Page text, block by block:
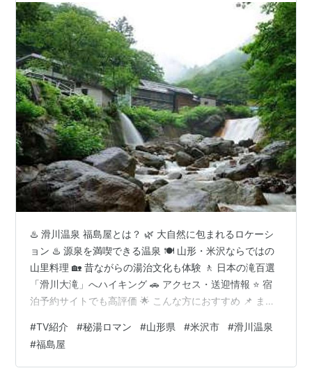
♨️ 滑川温泉 福島屋とは？ 🌿 大自然に包まれるロケーシ
ョン ♨️ 源泉を満喫できる温泉 🍽️ 山形・米沢ならではの
山里料理 🏡 昔ながらの湯治文化も体験 🚶 日本の滝百選
「滑川大滝」へハイキング 🚗 アクセス・送迎情報 ⭐ 宿
泊予約サイトでも高評価 🌟 こんな方におすすめ 📌 まと
約はこちら↓のページが便利！ 「本当にこんな山奥に温
泉宿があるの？」——そんな期待と少しの不安を胸に進
んだ先で出会えるのが、山形県米沢市・滑川温泉 福島屋
#TV紹介 #秘湯ロマン #山形県 #米沢市 #滑川温泉
#福島屋